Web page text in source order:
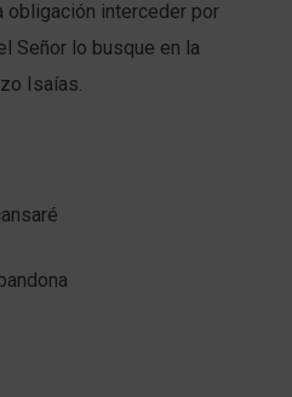
obligación interceder por
Señor lo busque en la
Isaías.